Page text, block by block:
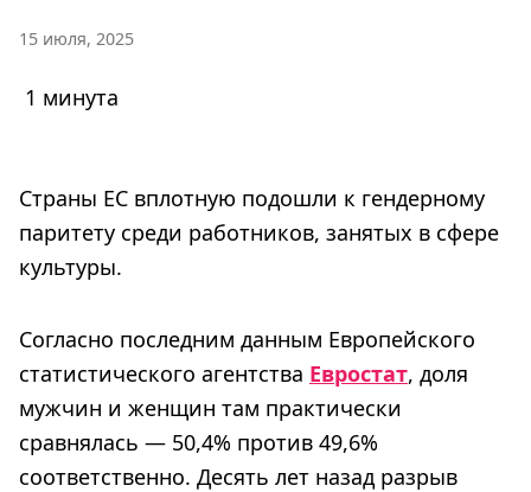
15 июля, 2025
1 минута
Страны ЕС вплотную подошли к гендерному
паритету среди работников, занятых в сфере
культуры.
Согласно последним данным Европейского
статистического агентства Евростат, доля
мужчин и женщин там практически
сравнялась — 50,4% против 49,6%
соответственно. Десять лет назад разрыв